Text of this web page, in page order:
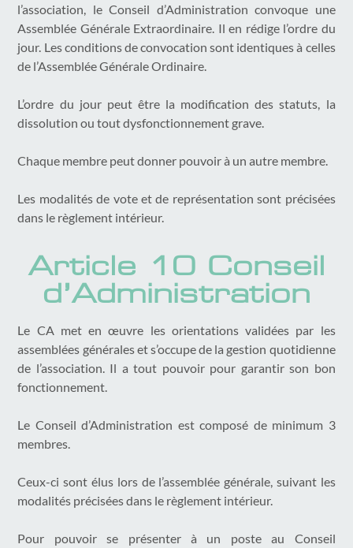
l’association, le Conseil d’Administration convoque une
Assemblée Générale Extraordinaire. Il en rédige l’ordre du
jour. Les conditions de convocation sont identiques à celles
de l’Assemblée Générale Ordinaire.
L’ordre du jour peut être la modification des statuts, la
dissolution ou tout dysfonctionnement grave.
Chaque membre peut donner pouvoir à un autre membre.
Les modalités de vote et de représentation sont précisées
dans le règlement intérieur.
Article 10 Conseil
d’Administration
Le CA met en œuvre les orientations validées par les
assemblées générales et s’occupe de la gestion quotidienne
de l’association. Il a tout pouvoir pour garantir son bon
fonctionnement.
Le Conseil d’Administration est composé de minimum 3
membres.
Ceux-ci sont élus lors de l’assemblée générale, suivant les
modalités précisées dans le règlement intérieur.
Pour pouvoir se présenter à un poste au Conseil